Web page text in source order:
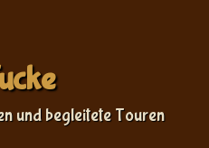
und begleitete Touren